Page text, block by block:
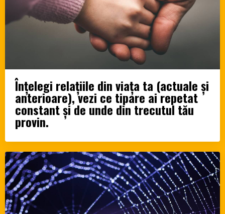
Înțelegi relațiile din viața ta (actuale și
anterioare), vezi ce tipare ai repetat
constant și de unde din trecutul tău
provin.